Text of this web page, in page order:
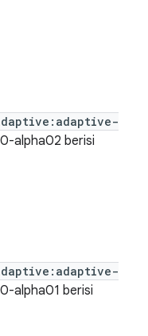
alpha02 berisi
alpha01 berisi